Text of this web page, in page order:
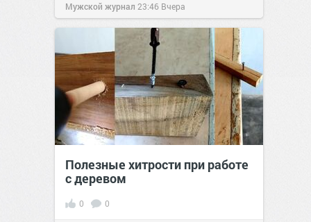
Мужской журнал 23:46 Вчера
Полезные хитрости при работе
с деревом
0 0